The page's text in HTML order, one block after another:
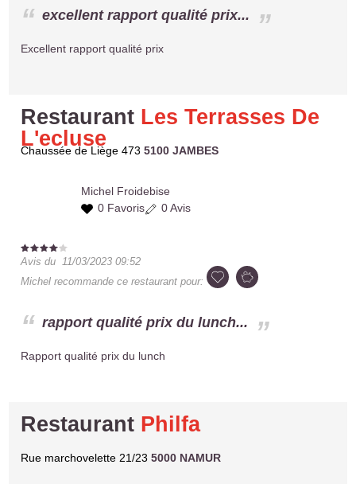
excellent rapport qualité prix...
Excellent rapport qualité prix
Restaurant Les Terrasses De
L'ecluse
Chaussée de Liège 4735100 JAMBES
Michel Froidebise
0 Favoris
0 Avis
Avis du11/03/2023 09:52
Michel recommande ce restaurant pour:
rapport qualité prix du lunch...
Rapport qualité prix du lunch
Restaurant Philfa
Rue marchovelette 21/235000 NAMUR